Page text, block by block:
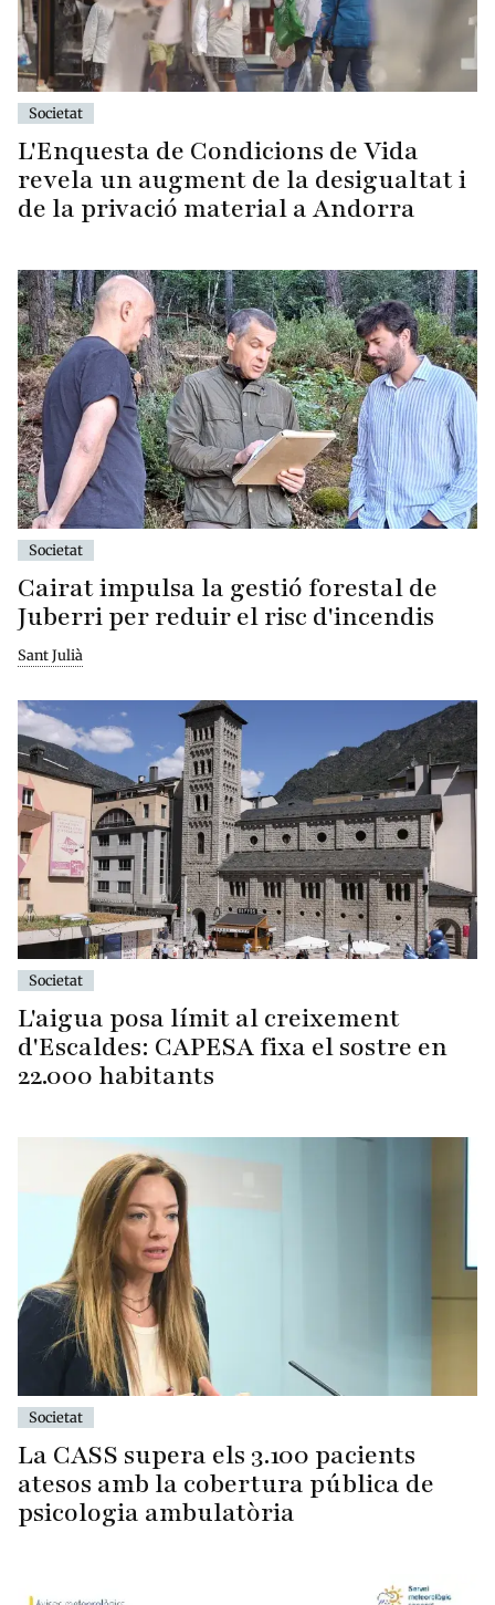
Societat
L'Enquesta de Condicions de Vida
revela un augment de la desigualtat i
de la privació material a Andorra
Societat
Cairat impulsa la gestió forestal de
Juberri per reduir el risc d'incendis
Sant Julià
Societat
L'aigua posa límit al creixement
d'Escaldes: CAPESA fixa el sostre en
22.000 habitants
Societat
La CASS supera els 3.100 pacients
atesos amb la cobertura pública de
psicologia ambulatòria